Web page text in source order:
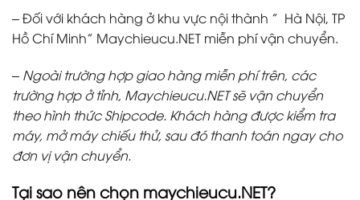
– Đối với khách hàng ở khu vực nội thành ” Hà Nội, TP
Hồ Chí Minh” Maychieucu.NET miễn phí vận chuyển.
– Ngoài trường hợp giao hàng miễn phí trên, các
trường hợp ở tỉnh, Maychieucu.NET sẽ vận chuyển
theo hình thức Shipcode. Khách hàng được kiểm tra
máy, mở máy chiếu thử, sau đó thanh toán ngay cho
đơn vị vận chuyển.
Tại sao nên chọn maychieucu.NET?